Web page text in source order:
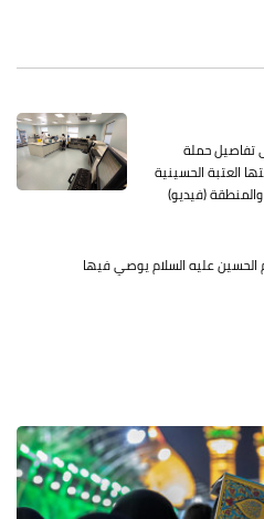
تفاصيل حملة
العتبة الحسينية
(فيديو)
الحسين عليه السلام يوصي فيها